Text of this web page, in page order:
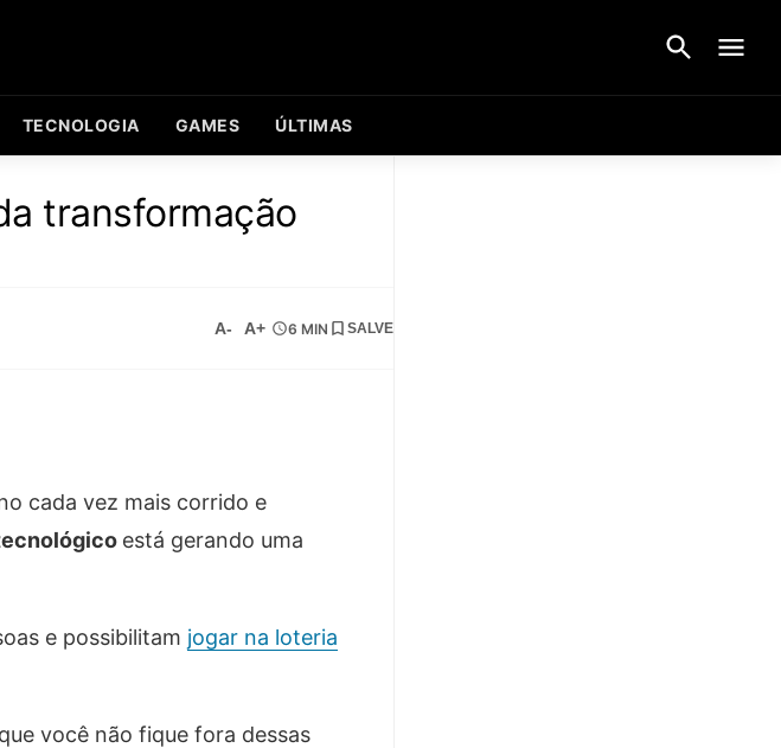
TECNOLOGIA GAMES ÚLTIMAS
transformação
A- A+ 6 MIN SALVE
cada vez mais corrido e
está gerando uma
e possibilitam jogar na loteria
você não fique fora dessas